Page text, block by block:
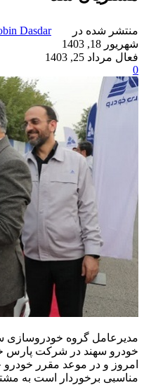
منتشر شده در
Dasdar
شهریور 18, 1403
فعال مرداد 25, 1403
0
مدیرعامل گروه خودروسازی
خودرو سهند در شرکت پارس
امروز و در موعد مقرر خودرو
مناسبی برخوردار است به